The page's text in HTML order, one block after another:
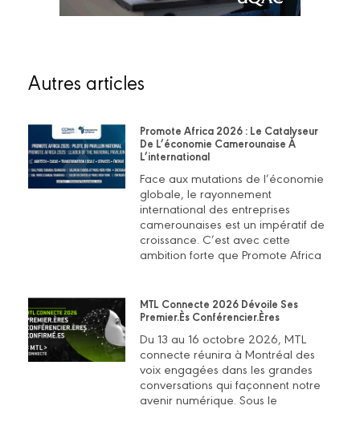
Autres articles
Promote Africa 2026 : Le Catalyseur
De L’économie Camerounaise À
L’international
Face aux mutations de l’économie
globale, le rayonnement
international des entreprises
camerounaises est un impératif de
croissance. C’est avec cette
ambition forte que Promote Africa
MTL Connecte 2026 Dévoile Ses
Premier.ès Conférencier.ères
Du 13 au 16 octobre 2026, MTL
connecte réunira à Montréal des
voix engagées dans les grandes
conversations qui façonnent notre
avenir numérique. Sous le